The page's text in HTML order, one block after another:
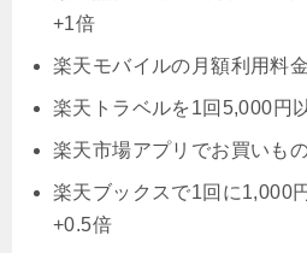
+1倍
楽天モバイルの月額利用料
楽天トラベルを1回5,000円
楽天市場アプリでお買いも
楽天ブックスで1回に1,000
+0.5倍